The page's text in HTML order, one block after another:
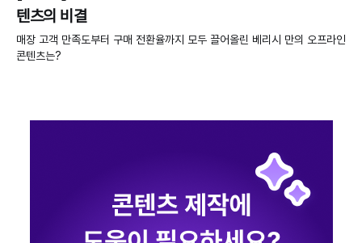
텐츠의 비결
매장 고객 만족도부터 구매 전환율까지 모두 끌어올린 베리시 만의 오프라인
콘텐츠는?